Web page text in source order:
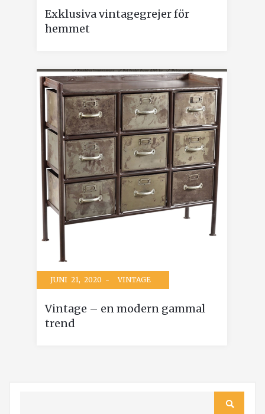
Exklusiva vintagegrejer för
hemmet
JUNI 21, 2020 - VINTAGE
Vintage – en modern gammal
trend